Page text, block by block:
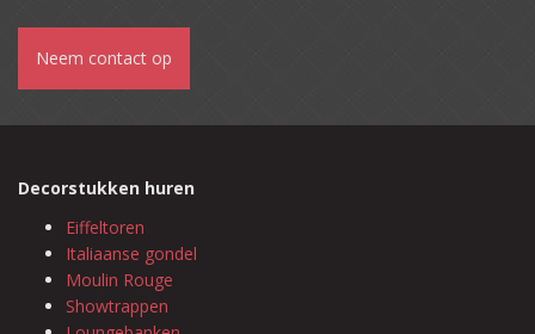
Neem contact op
Decorstukken huren
Eiffeltoren
Italiaanse gondel
Moulin Rouge
Showtrappen